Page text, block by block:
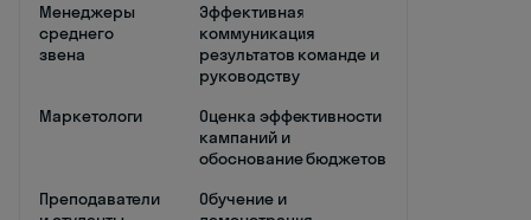
Менеджеры
среднего
звена
Эффективная
коммуникация
результатов команде и
руководству
Маркетологи
Оценка эффективности
кампаний и
обоснование бюджетов
Преподаватели
Обучение и